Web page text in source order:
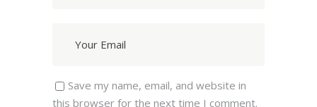
Save my name, email, and website in
this browser for the next time I comment.